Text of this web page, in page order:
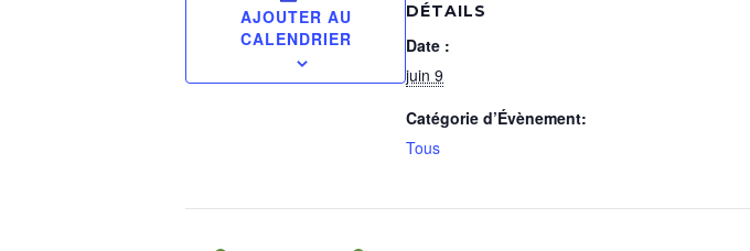
AJOUTER AU
CALENDRIER
DÉTAILS
Date :
juin 9
Catégorie d’Évènement:
Tous